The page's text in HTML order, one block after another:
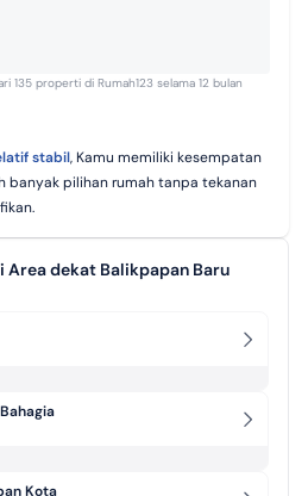
135 properti di Rumah123 selama 12 bulan
stabil, Kamu memiliki kesempatan
banyak pilihan rumah tanpa tekanan
Area dekat Balikpapan Baru
Kota